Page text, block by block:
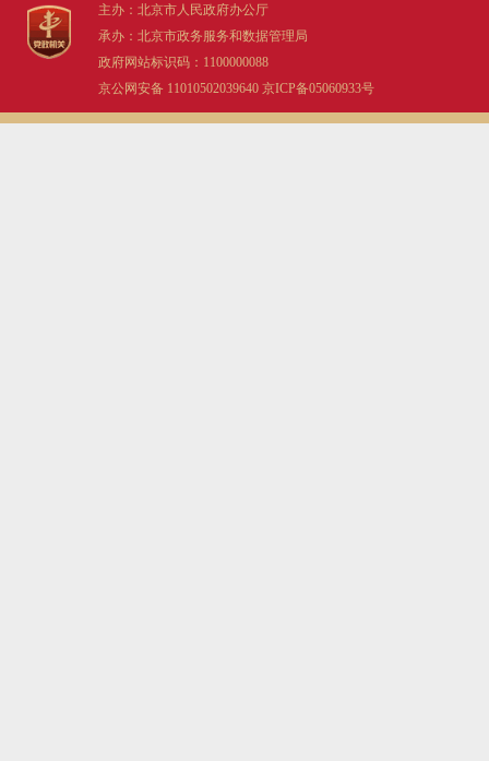
主办：北京市人民政府办公厅
承办：北京市政务服务和数据管理局
政府网站标识码：1100000088
京公网安备 11010502039640 京ICP备05060933号